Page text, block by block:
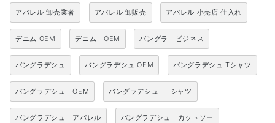
アパレル 卸売業者 アパレル 卸販売 アパレル 小売店 仕入れ
デニム OEM デニム OEM バングラ ビジネス
バングラデシュ バングラデシュ OEM バングラデシュ Tシャツ
バングラデシュ OEM バングラデシュ Tシャツ
バングラデシュ アパレル バングラデシュ カットソー